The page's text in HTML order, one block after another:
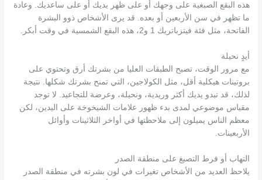
هذه البقع الصبغية على وجهك أو على ظهر يديك أو على ساعديك. وعادة
ما تظهر في سن الأربعين أو بعده. قد يرى الأشخاص ذوو البشرة
الفاتحة، مثل فئة فيتزباتريك 1 و2، هذه البقع الشمسية في وقت أبكر.
أيدٍ نحيلة
مع مرور الوقت، تصبح الطبقات العليا من بشرتك أرق وتحتوي على
بروتينات هيكلية أقل، مثل الكولاجين، التي تمنح بشرتك شكلها. نتيجة
لذلك، قد تبدو يديك أكثر وريدية، ونحيلة، وعرضة للتجاعيد. لا توجد
مقياس موضوعي لمدى بدء ظهور علامات الشيخوخة على اليدين، لكن
معظم الناس يميلون إلى ملاحظتها في أواخر الثلاثينات وأوائل
الأربعينات.
التهاب أو فرط التصبغ على منطقة الصدر
يلاحظ العديد من الأشخاص تغيرات في لون بشرته في منطقة الصدر